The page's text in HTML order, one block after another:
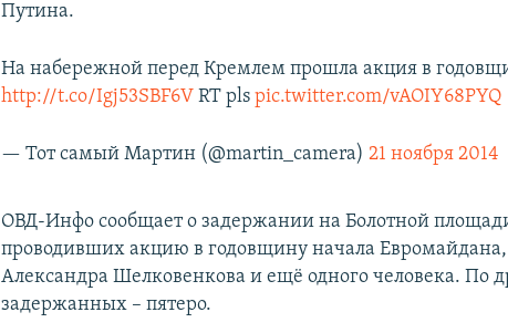
Путина.
На набережной перед Кремлем прошла акция в
http://t.co/Igj53SBF6V RT plspic.twitter.com/vAOIY68PYQ
— Тот самый Мартин (@martin_camera)21 ноября 2014
ОВД-Инфо сообщает о задержании на Болотной
проводивших акцию в годовщину начала
Александра Шелковенкова и ещё одного человека. По
задержанных – пятеро.